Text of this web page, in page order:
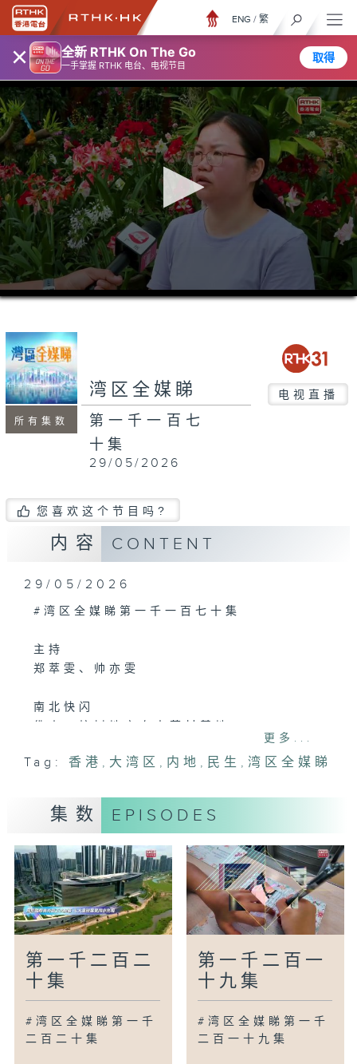
× 全新 RTHK On The Go
一手掌握 RTHK 电台、电视节目
取得
ENG / 繁
0
seconds
minutes,
7
seconds
所有集数
湾区全媒睇 电视直播
第一千一百七
十集
29/05/2026
您喜欢这个节目吗?
内容 CONTENT
29/05/2026
#湾区全媒睇第一千一百七十集
主持
郑萃雯、帅亦雯
南北快闪
珠海：金湾马友鱼入选「粤字号」
食文化往来
苏州：打通航空物流新方案
广为人知
广州：艺术类专场招聘 AI技能受青睐
广州：2026「兰缘盛荟·花开越秀」文旅
周开启
广州：朱顶红新品种亮相奇花「接力」登场
湾区新里程
清远：银发康养慢旅游
南通：崇川区再添一所足球特色学校
更多...
Tag: 香港 , 大湾区 , 内地 , 民生 ,湾区全媒睇
集数 EPISODES
第一千二百二
十集
#湾区全媒睇第一千
二百二十集
第一千二百一
十九集
#湾区全媒睇第一千
二百一十九集